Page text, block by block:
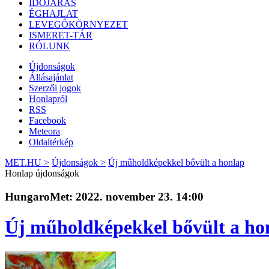
IDŐJÁRÁS
ÉGHAJLAT
LEVEGŐKÖRNYEZET
ISMERET-TÁR
RÓLUNK
Újdonságok
Állásajánlat
Szerzői jogok
Honlapról
RSS
Facebook
Meteora
Oldaltérkép
MET.HU > Újdonságok > Új műholdképekkel bővült a honlap
Honlap újdonságok
HungaroMet: 2022. november 23. 14:00
Új műholdképekkel bővült a